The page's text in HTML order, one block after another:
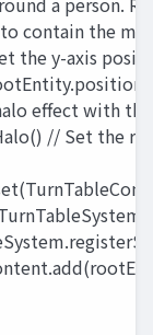
contain the
the y-axis
effect with
// Set the